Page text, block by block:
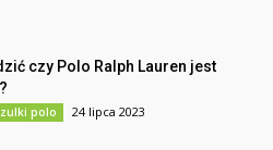
czy Polo Ralph Lauren jest
polo 24 lipca 2023